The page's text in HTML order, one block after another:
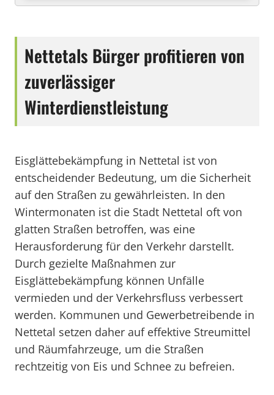
Nettetals Bürger profitieren von
zuverlässiger
Winterdienstleistung
Eisglättebekämpfung in Nettetal ist von
entscheidender Bedeutung, um die Sicherheit
auf den Straßen zu gewährleisten. In den
Wintermonaten ist die Stadt Nettetal oft von
glatten Straßen betroffen, was eine
Herausforderung für den Verkehr darstellt.
Durch gezielte Maßnahmen zur
Eisglättebekämpfung können Unfälle
vermieden und der Verkehrsfluss verbessert
werden. Kommunen und Gewerbetreibende in
Nettetal setzen daher auf effektive Streumittel
und Räumfahrzeuge, um die Straßen
rechtzeitig von Eis und Schnee zu befreien.